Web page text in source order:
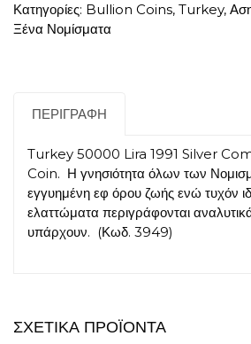
Κατηγορίες: Bullion Coins, Turkey,
Ξένα Νομίσματα
ΠΕΡΙΓΡΑΦΉ
Turkey 50000 Lira 1991 Silver
Coin. Η γνησιότητα όλων των
εγγυημένη εφ όρου ζωής ενώ τυχόν
ελαττώματα περιγράφονται
υπάρχουν. (Κωδ. 3949)
ΣΧΕΤΙΚΆ ΠΡΟΪΌΝΤΑ